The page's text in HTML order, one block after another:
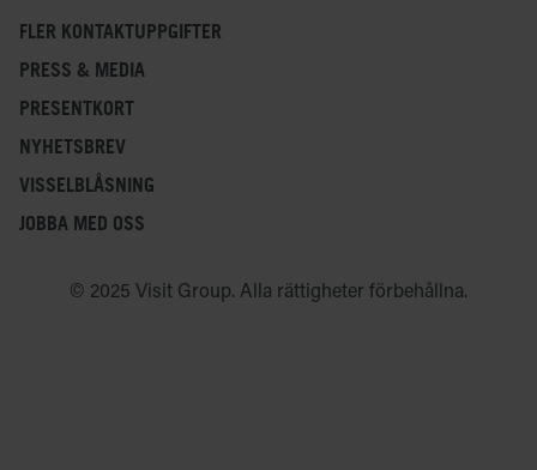
FLER KONTAKTUPPGIFTER
PRESS & MEDIA
PRESENTKORT
NYHETSBREV
VISSELBLÅSNING
JOBBA MED OSS
© 2025 Visit Group. Alla rättigheter förbehållna.